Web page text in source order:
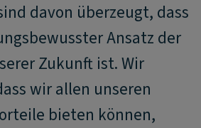
davon überzeugt, dass
Ansatz der
Zukunft ist. Wir
wir allen unseren
bieten können,